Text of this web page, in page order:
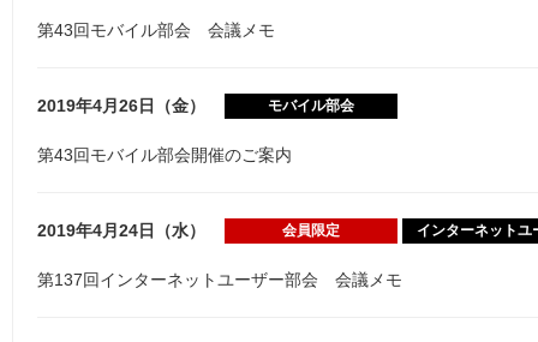
第43回モバイル部会 会議メモ
2019年4月26日（金） モバイル部会
第43回モバイル部会開催のご案内
2019年4月24日（水） 会員限定 インターネットユ
第137回インターネットユーザー部会 会議メモ